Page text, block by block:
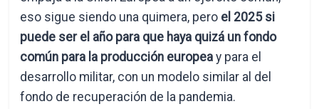
eso sigue siendo una quimera, pero el 2025 si
puede ser el año para que haya quizá un fondo
común para la producción europea y para el
desarrollo militar, con un modelo similar al del
fondo de recuperación de la pandemia.